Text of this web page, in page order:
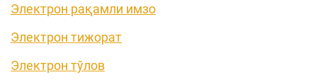
Электрон рақамли имзо
Электрон тижорат
Электрон тўлов